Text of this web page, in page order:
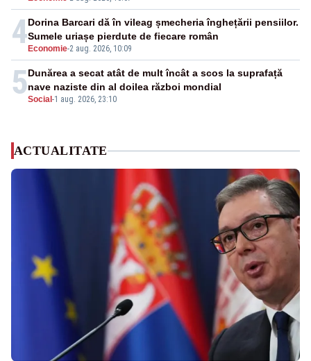
4 Economie-2 aug. 2026, 10:09
Dorina Barcari dă în vileag șmecheria înghețării pensiilor.
Sumele uriașe pierdute de fiecare român
5Social -1 aug. 2026, 23:10
Dunărea a secat atât de mult încât a scos la suprafață
nave naziste din al doilea război mondial
ACTUALITATE